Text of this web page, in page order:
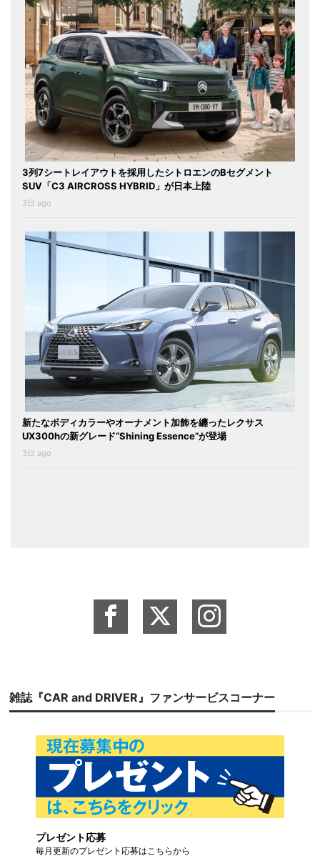
3列7シートレイアウトを採用したシトロエンのBセグメント
SUV「C3 AIRCROSS HYBRID」が日本上陸
3日 ago
新たなボディカラーやオーナメント加飾を纏ったレクサス
UX300hの新グレード“Shining Essence”が登場
3日 ago
雑誌『CAR and DRIVER』ファンサービスコーナー
プレゼント応募
毎月更新のプレゼント応募はこちらから